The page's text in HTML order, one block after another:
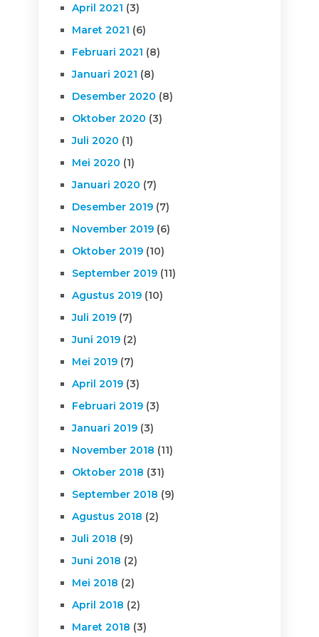
April 2021 (3)
Maret 2021 (6)
Februari 2021 (8)
Januari 2021 (8)
Desember 2020 (8)
Oktober 2020 (3)
Juli 2020 (1)
Mei 2020 (1)
Januari 2020 (7)
Desember 2019(7)
November 2019(6)
Oktober 2019(10)
September 2019(11)
Agustus 2019(10)
Juli 2019(7)
Juni 2019(2)
Mei 2019(7)
April 2019(3)
Februari 2019(3)
Januari 2019(3)
November 2018 (11)
Oktober 2018 (31)
September 2018 (9)
Agustus 2018 (2)
Juli 2018 (9)
Juni 2018 (2)
Mei 2018 (2)
April 2018 (2)
Maret 2018 (3)